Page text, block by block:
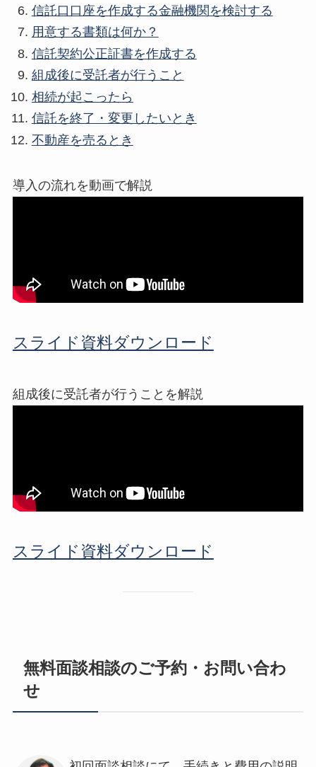
信託口口座を作成する金融機関を検討する
用意する書類は何か？
信託契約公正証書を作成する
組成後に受託者が行うこと
相続が起こったら
信託を終了・変更したいとき
不動産を売るとき
導入の流れを動画で解説
スライド資料ダウンロード
組成後に受託者が行うことを解説
スライド資料ダウンロード
無料面談相談のご予約・お問い合わ
せ